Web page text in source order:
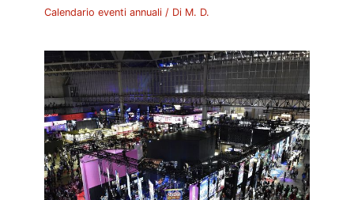
Calendario eventi annuali / Di M. D.